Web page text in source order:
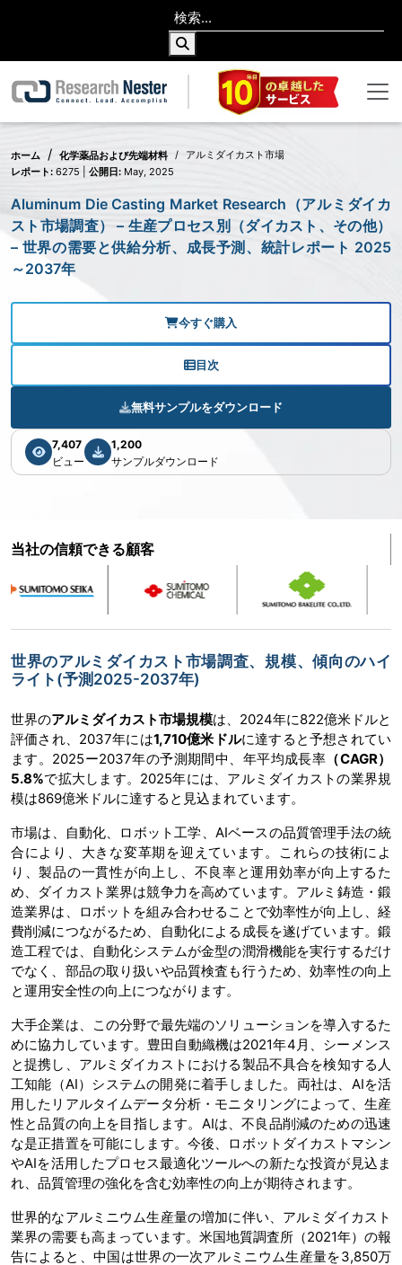
ホーム 化学薬品および先端材料
アルミダイカスト市場
レポート: 6275 | 公開日: May, 2025
Aluminum Die Casting Market Research（アルミダイカ
スト市場調査） – 生産プロセス別（ダイカスト、その他）
– 世界の需要と供給分析、成長予測、統計レポート 2025
～2037年
今すぐ購入
目次
無料サンプルをダウンロード
7,407
ビュー
1,200
サンプルダウンロード
当社の信頼できる顧客
世界のアルミダイカスト市場調査、規模、傾向のハイ
ライト(予測2025-2037年)
世界のアルミダイカスト市場規模は、2024年に822億米ドルと
評価され、2037年には1,710億米ドルに達すると予想されてい
ます。2025ー2037年の予測期間中、年平均成長率 （CAGR）
5.8%で拡大します。2025年には、アルミダイカストの業界規
模は869億米ドルに達すると見込まれています。
市場は、自動化、ロボット工学、AIベースの品質管理手法の統
合により、大きな変革期を迎えています。これらの技術によ
り、製品の一貫性が向上し、不良率と運用効率が向上するた
め、ダイカスト業界は競争力を高めています。アルミ鋳造・鍛
造業界は、ロボットを組み合わせることで効率性が向上し、経
費削減につながるため、自動化による成長を遂げています。鍛
造工程では、自動化システムが金型の潤滑機能を実行するだけ
でなく、部品の取り扱いや品質検査も行うため、効率性の向上
と運用安全性の向上につながります。
大手企業は、この分野で最先端のソリューションを導入するた
めに協力しています。豊田自動織機は2021年4月、シーメンス
と提携し、アルミダイカストにおける製品不具合を検知する人
工知能（AI）システムの開発に着手しました。両社は、AIを活
用したリアルタイムデータ分析・モニタリングによって、生産
性と品質の向上を目指します。AIは、不良品削減のための迅速
な是正措置を可能にします。今後、ロボットダイカストマシン
やAIを活用したプロセス最適化ツールへの新たな投資が見込ま
れ、品質管理の強化を含む効率性の向上が期待されます。
世界的なアルミニウム生産量の増加に伴い、アルミダイカスト
業界の需要も高まっています。米国地質調査所（2021年）の報
告によると、中国は世界の一次アルミニウム生産量を3,850万